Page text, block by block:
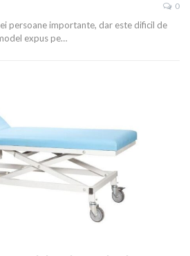
0
persoane importante, dar este dificil de
expus pe…